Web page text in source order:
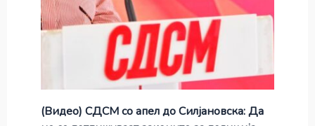
(Видео) СДСМ со апел до Силјановска: Да